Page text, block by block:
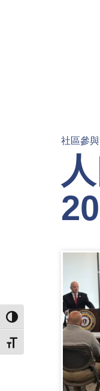
TOGGLE HIGH
TOGGLE FONT SIZE
社區參